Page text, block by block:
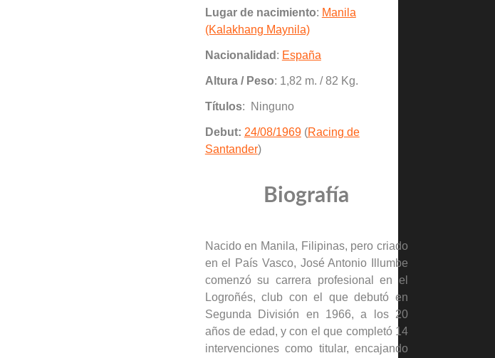
Lugar de nacimiento: Manila
(Kalakhang Maynila)
Nacionalidad : España
Altura / Peso: 1,82 m. / 82 Kg.
Títulos: Ninguno
Debut: 24/08/1969(Racing de
Santander)
Biografía
Nacido en Manila, Filipinas, pero criado
en el País Vasco, José Antonio Illumbe
comenzó su carrera profesional en el
Logroñés, club con el que debutó en
Segunda División en 1966, a los 20
años de edad, y con el que completó 14
intervenciones como titular, encajando